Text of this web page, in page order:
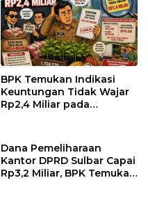
BPK Temukan Indikasi
Keuntungan Tidak Wajar
Rp2,4 Miliar pada
Perkebunan Sulbar
Dana Pemeliharaan
Kantor DPRD Sulbar Capai
Rp3,2 Miliar, BPK Temukan